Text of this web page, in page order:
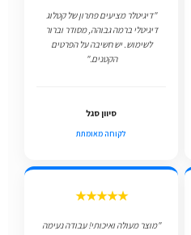
"דיגיטלר מציעים פתרון של קטלוג
דיגיטלי ברמה גבוהה, מסודר וברור
לשימוש. יש חשיבה על הפרטים
הקטנים."
סיוון סגל
לקוחה מאומתת
★★★★★
"מוצר מעולה ואיכותי! עבודה נעימה